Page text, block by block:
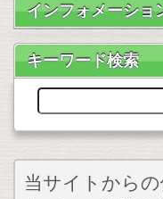
インフォメーショ
キーワード検索
当サイトから